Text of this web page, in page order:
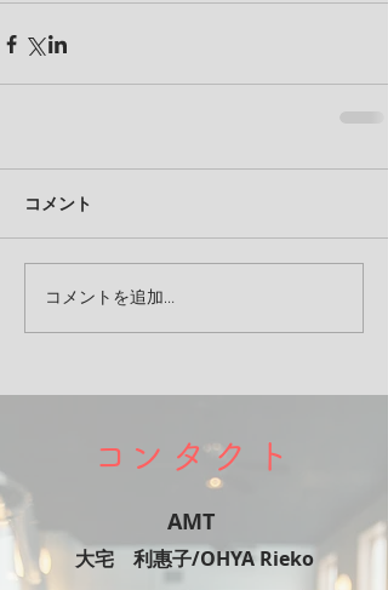
コメント
コメントを追加…
​コンタクト
AMT
​大宅 利惠子/OHYA Rieko